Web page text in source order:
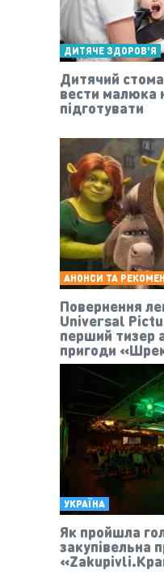
ДИТЯЧЕ ЗДОРОВ'Я
Дитячий
вести малюка
підготувати
АНОНСИ ТА
Повернення
Universal
перший тизер
пригоди
УКРАЇНА
Як пройшла
закупівельна